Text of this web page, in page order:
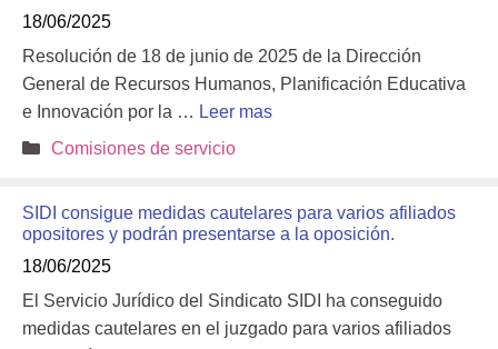
18/06/2025
Resolución de 18 de junio de 2025 de la Dirección
General de Recursos Humanos, Planificación Educativa
e Innovación por la … Leer mas
Categorías
Comisiones de servicio
SIDI consigue medidas cautelares para varios afiliados
opositores y podrán presentarse a la oposición.
18/06/2025
El Servicio Jurídico del Sindicato SIDI ha conseguido
medidas cautelares en el juzgado para varios afiliados